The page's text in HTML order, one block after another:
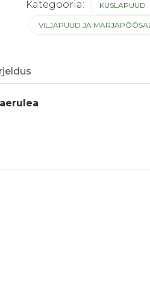
Kategooria: KUSLAPUUD
VILJAPUUD JA